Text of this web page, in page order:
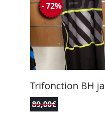
Trifonction BH
89,00€
- 72%